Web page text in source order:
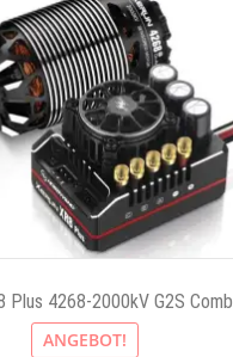
Plus 4268-2000kV G2S
ANGEBOT!